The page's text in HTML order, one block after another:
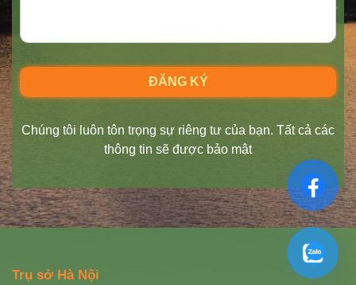
Chúng tôi luôn tôn trọng sự riêng tư của bạn. Tất cả các
thông tin sẽ được bảo mật
Trụ sở Hà Nội